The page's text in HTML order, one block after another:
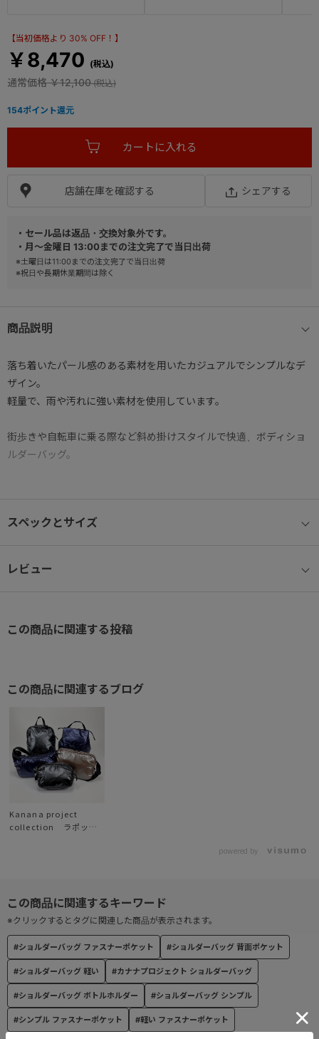
・セール品は返品・交換対象外です。
・月～金曜日 13:00までの注文完了で当日出荷
※土曜日は11:00までの注文完了で当日出荷
※祝日や長期休業期間は除く
【当初価格より 30% OFF！】
￥8,470
通常価格￥12,100
商品説明
落ち着いたパール感のある素材を用いたカジュアルでシンプルなデ
ザイン。
軽量で、雨や汚れに強い素材を使用しています。
街歩きや自転車に乗る際など斜め掛けスタイルで快適、ボディショ
ルダーバッグ。
オープンポケットなど
斜めとタテにフロントポケットが2つ。
斜めフロントポケットには、鍵などを取り付けられるキーフック付
き。
●セットアップ機能
スーツケースなどのプルドライブハンドルに固定し走行時にバッグ
のふらつきを防ぎます。
----------------------
機能詳細
<内装>
・メッシュファスナーポケット
・ボトルホルダー
・ポケット×2
スペックとサイズ
レビュー
#ショルダーバッグ ファスナーポケット #ショルダーバッグ 背面ポケット
#ショルダーバッグ 軽い #カナナプロジェクト ショルダーバッグ
#ショルダーバッグ ボトルホルダー #ショルダーバッグ シンプル
#シンプル ファスナーポケット #軽い ファスナーポケット
※クリックするとタグに関連した商品が表示されます。
店舗在庫を確認する シェアする
この商品に関連する投稿
この商品に関連するブログ
Kanana project
collection ラポッシ
powered by
154ポイント還元